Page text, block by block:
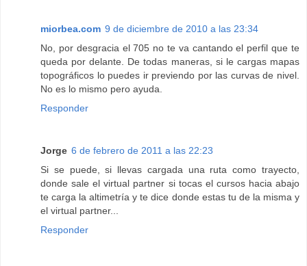
miorbea.com 9 de diciembre de 2010 a las 23:34
No, por desgracia el 705 no te va cantando el perfil que te
queda por delante. De todas maneras, si le cargas mapas
topográficos lo puedes ir previendo por las curvas de nivel.
No es lo mismo pero ayuda.
Responder
Jorge 6 de febrero de 2011 a las 22:23
Si se puede, si llevas cargada una ruta como trayecto,
donde sale el virtual partner si tocas el cursos hacia abajo
te carga la altimetría y te dice donde estas tu de la misma y
el virtual partner...
Responder